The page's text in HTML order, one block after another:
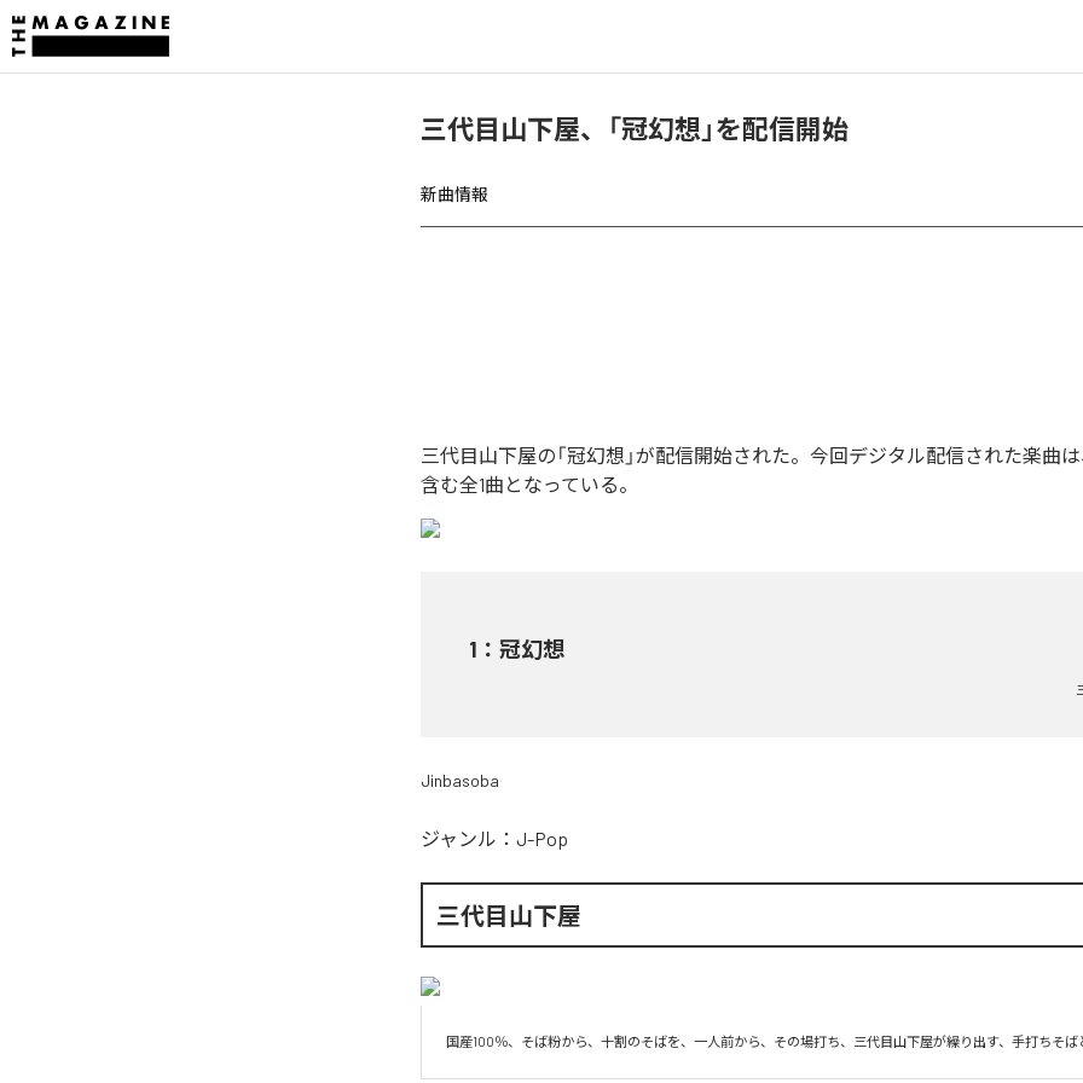
三代目山下屋、「冠幻想」を配信開始
新曲情報
三代目山下屋の「冠幻想」が配信開始された。今回デジタル配信された楽曲は
含む全1曲となっている。
1 ： 冠幻想
Jinbasoba
ジャンル： J-Pop
三代目山下屋
国産100％、そば粉から、十割のそばを、一人前から、その場打ち、三代目山下屋が繰り出す、手打ちそば